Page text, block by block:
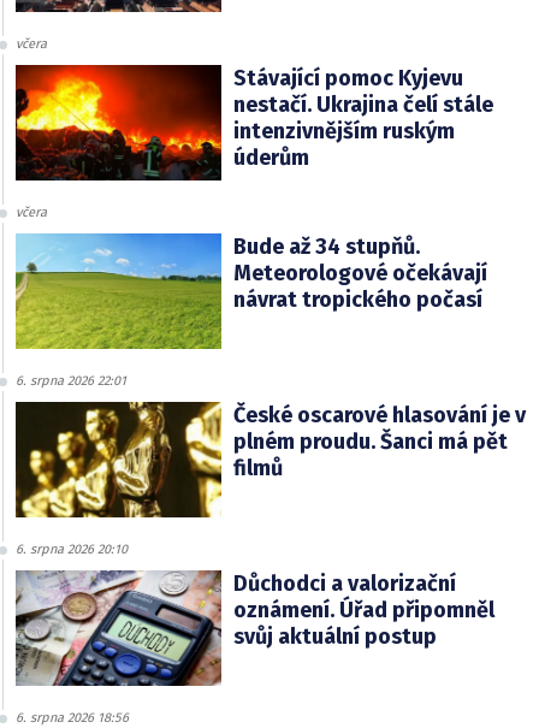
včera
Stávající pomoc Kyjevu
nestačí. Ukrajina čelí stále
intenzivnějším ruským
úderům
včera
Bude až 34 stupňů.
Meteorologové očekávají
návrat tropického počasí
6. srpna 2026 22:01
České oscarové hlasování je v
plném proudu. Šanci má pět
filmů
6. srpna 2026 20:10
Důchodci a valorizační
oznámení. Úřad připomněl
svůj aktuální postup
6. srpna 2026 18:56